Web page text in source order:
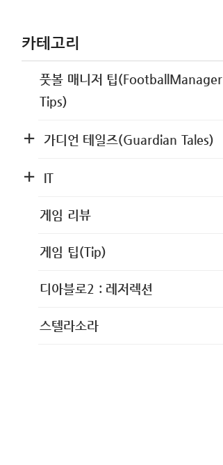
카테고리
풋볼 매니저 팁(FootballManager
Tips)
가디언 테일즈(Guardian Tales)
IT
게임 리뷰
게임 팁(Tip)
디아블로2 : 레저렉션
스텔라소라